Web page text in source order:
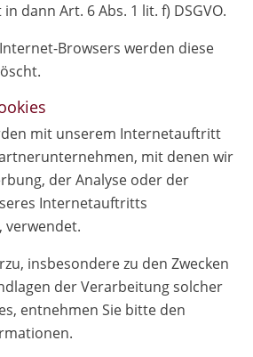
dann Art. 6 Abs. 1 lit. f) DSGVO.
Browsers werden diese
mit unserem Internetauftritt
mit denen wir
der Analyse oder der
Internetauftritts
verwendet.
insbesondere zu den Zwecken
der Verarbeitung solcher
entnehmen Sie bitte den